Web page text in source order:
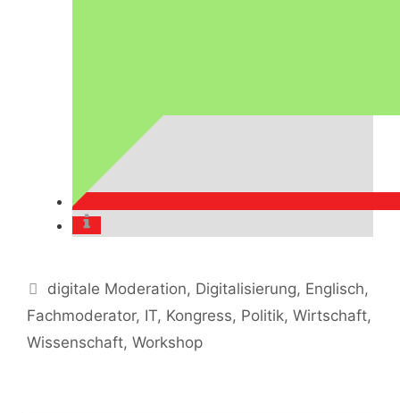
Kategorien
digitale Moderation, Digitalisierung, Englisch,
Fachmoderator, IT, Kongress, Politik, Wirtschaft,
Wissenschaft, Workshop